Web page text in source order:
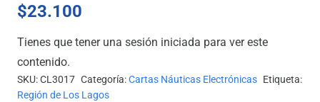
$23.100
Tienes que tener una sesión iniciada para ver este
contenido.
SKU:CL3017 Categoría:Cartas Náuticas Electrónicas Etiqueta:
Región de Los Lagos